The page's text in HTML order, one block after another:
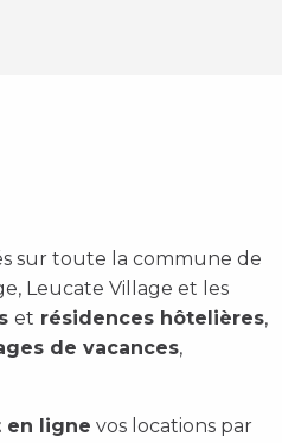
sur toute la commune de
Leucate Village et les
et résidences hôtelières,
de vacances,
en ligne vos locations par